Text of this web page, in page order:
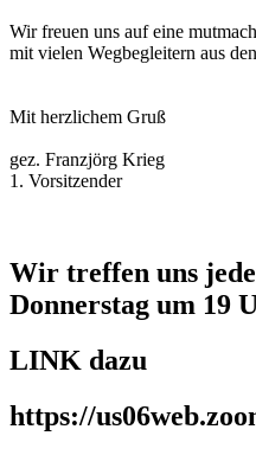
Wir freuen uns auf eine
mit vielen Wegbegleitern aus
Mit herzlichem Gruß
gez. Franzjörg Krieg
1. Vorsitzender
Wir treffen uns
Donnerstag um 19
LINK dazu
https://